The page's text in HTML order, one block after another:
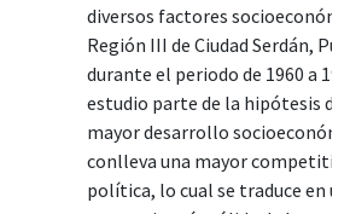
diversos factores
Región III de Ciudad Serdán,
durante el periodo de 1960 a
estudio parte de la hipótesis de
mayor desarrollo
conlleva una mayor
política, lo cual se traduce en